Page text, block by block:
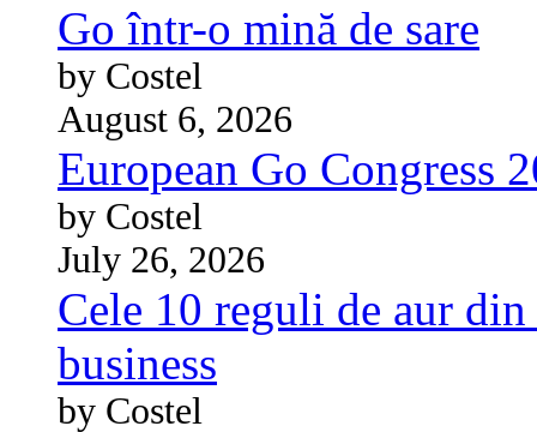
Go într-o mină de sare
by Costel
August 6, 2026
European Go Congress
by Costel
July 26, 2026
Cele 10 reguli de aur
business
by Costel